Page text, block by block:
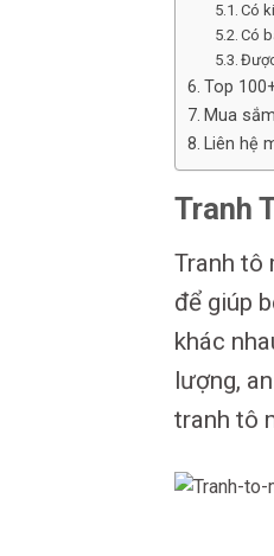
Có
Có
Top
Mua
Liên hệ
Tranh
Tranh tô
để giúp
khác
lượng,
tranh tô